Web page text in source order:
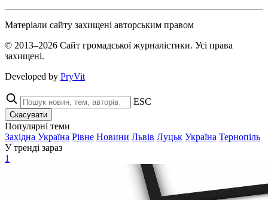
Матеріали сайту захищені авторським правом
© 2013–2026 Сайт громадської журналістики. Усі права
захищені.
Developed by PryVit
ESC
Скасувати
Популярні теми
Західна Україна Рівне Новини Львів Луцьк Україна Тернопіль
У тренді зараз
1